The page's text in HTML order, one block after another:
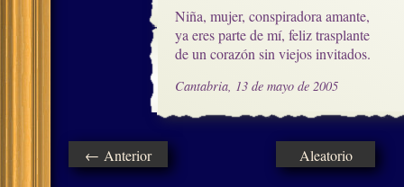
Niña, mujer, conspiradora amante,
ya eres parte de mí, feliz trasplante
de un corazón sin viejos invitados.
Cantabria, 13 de mayo de 2005
← Anterior Aleatorio